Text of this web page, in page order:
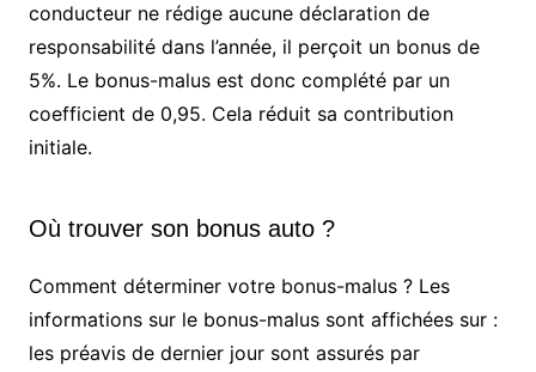
conducteur ne rédige aucune déclaration de
responsabilité dans l’année, il perçoit un bonus de
5%. Le bonus-malus est donc complété par un
coefficient de 0,95. Cela réduit sa contribution
initiale.
Où trouver son bonus auto ?
Comment déterminer votre bonus-malus ? Les
informations sur le bonus-malus sont affichées sur :
les préavis de dernier jour sont assurés par